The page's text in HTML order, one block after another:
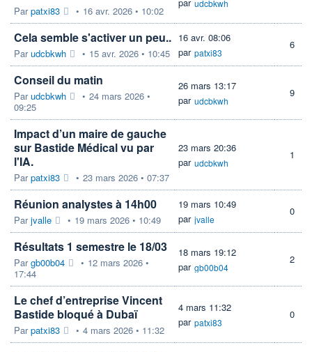
Parpatxi83 • 16 avr. 2026 • 10:02
udcbkwh
Cela semble s'activer un peu..
Parudcbkwh • 15 avr. 2026 • 10:45
16 avr. 08:06
par patxi83
6
Conseil du matin
Parudcbkwh • 24 mars 2026 •
09:25
26 mars 13:17
par udcbkwh
9
Impact d’un maire de gauche
sur Bastide Médical vu par
l'IA.
Parpatxi83 • 23 mars 2026 • 07:37
23 mars 20:36
par udcbkwh
1
Réunion analystes à 14h00
Parjvalle • 19 mars 2026 • 10:49
19 mars 10:49
par jvalle
0
Résultats 1 semestre le 18/03
Pargb00b04 • 12 mars 2026 •
17:44
18 mars 19:12
par gb00b04
2
Le chef d’entreprise Vincent
Bastide bloqué à Dubaï
Parpatxi83 • 4 mars 2026 • 11:32
4 mars 11:32
par patxi83
0